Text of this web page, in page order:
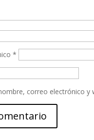
*
correo electrónico y